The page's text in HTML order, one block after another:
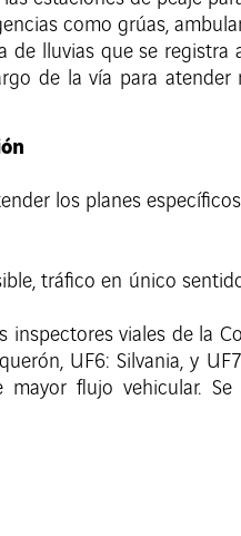
como grúas,
lluvias que se
de la vía para
los planes
tráfico en único
viales de la
UF6: Silvania, y
flujo vehicular.